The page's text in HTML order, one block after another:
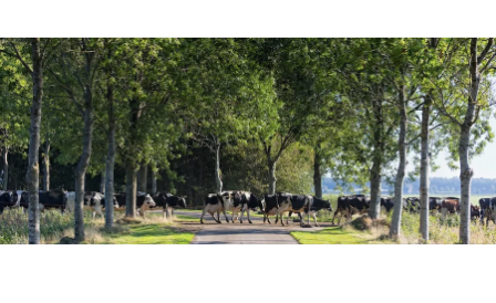
Gegevensbeheer & Verstrekking
Marktinformatie
Thema’s & Over ZuivelNL